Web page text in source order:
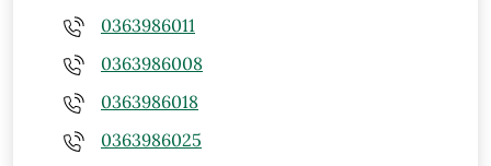
0363986011
0363986008
0363986018
0363986025